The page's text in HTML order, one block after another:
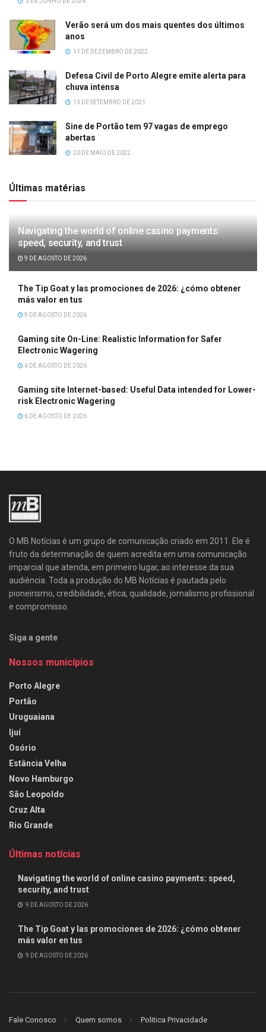
Verão será um dos mais quentes dos últimos
anos
11 DE DEZEMBRO DE 2022
Defesa Civil de Porto Alegre emite alerta para
chuva intensa
13 DE SETEMBRO DE 2021
Sine de Portão tem 97 vagas de emprego
abertas
20 DE MAIO DE 2022
Últimas matérias
Navigating the world of online casino payments:
speed, security, and trust
9 DE AGOSTO DE 2026
The Tip Goat y las promociones de 2026: ¿cómo obtener
más valor en tus
9 DE AGOSTO DE 2026
Gaming site On-Line: Realistic Information for Safer
Electronic Wagering
6 DE AGOSTO DE 2026
Gaming site Internet-based: Useful Data intended for Lower-
risk Electronic Wagering
6 DE AGOSTO DE 2026
O MB Notícias é um grupo de comunicação criado em 2011. Ele é
fruto da determinação de quem acredita em uma comunicação
imparcial que atenda, em primeiro lugar, ao interesse da sua
audiência. Toda a produção do MB Notícias é pautada pelo
pioneirismo, credibilidade, ética, qualidade, jornalismo profissional
e compromisso.
Siga a gente
Nossos municípios
Porto Alegre
Portão
Uruguaiana
Ijuí
Osório
Estância Velha
Novo Hamburgo
São Leopoldo
Cruz Alta
Rio Grande
Últimas notícias
Navigating the world of online casino payments: speed,
security, and trust
9 DE AGOSTO DE 2026
The Tip Goat y las promociones de 2026: ¿cómo obtener
más valor en tus
9 DE AGOSTO DE 2026
Fale Conosco Quem somos Politica Privacidade